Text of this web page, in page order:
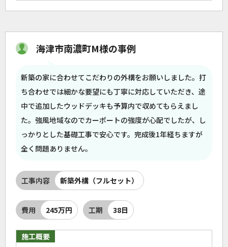
海津市南濃町M様の事例
新築の家に合わせてこだわりの外構をお願いしました。打
ち合わせでは細かな要望にも丁寧に対応していただき、途
中で追加したウッドデッキも予算内で収めてもらえまし
た。強風地域なのでカーポートの強度が心配でしたが、し
っかりとした基礎工事で安心です。完成後1年経ちますが
全く問題ありません。
工事内容 新築外構（フルセット）
費用 245万円 工期 38日
施工概要